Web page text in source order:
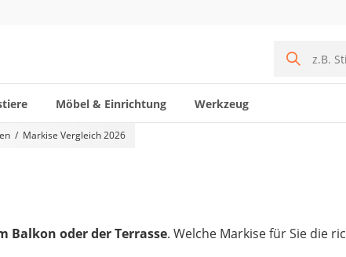
Möbel & Einrichtung Werkzeug
Markise Vergleich 2026
Balkon oder der Terrasse. Welche Markise für Sie die